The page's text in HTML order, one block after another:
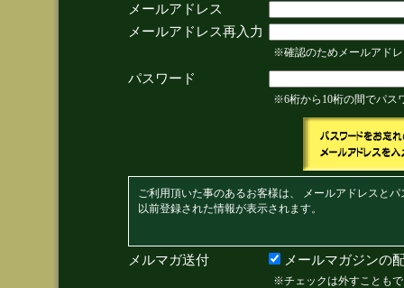
メールアドレス
メールアドレス再入力
※確認のためメールアド
パスワード
※6桁から10桁の間でパス
ご利用頂いた事のあるお客様は、 メールアドレスと
以前登録された情報が表示されます。
メルマガ送付 メールマガジンの
※チェックは外すことも